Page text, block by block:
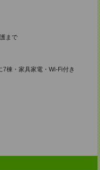
まで
棟・家具家電・Wi-Fi付き